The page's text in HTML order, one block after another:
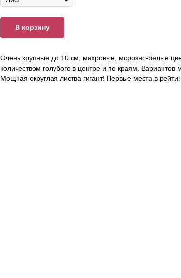
В корзину
Очень крупные до 10 см, махровые, морозно-белые
количеством голубого в центре и по краям. Вариантов
Мощная округлая листва гигант! Первые места в